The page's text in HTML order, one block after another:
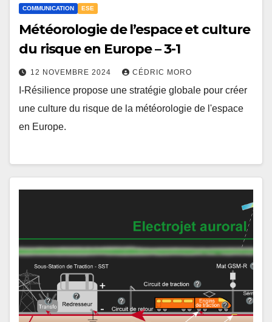
COMMUNICATION ESE
Météorologie de l’espace et culture
du risque en Europe – 3-1
12 NOVEMBRE 2024 CÉDRIC MORO
I-Résilience propose une stratégie globale pour créer
une culture du risque de la météorologie de l'espace
en Europe.